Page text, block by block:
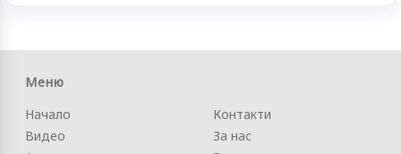
Меню
Начало
Видео
Контакти
За нас